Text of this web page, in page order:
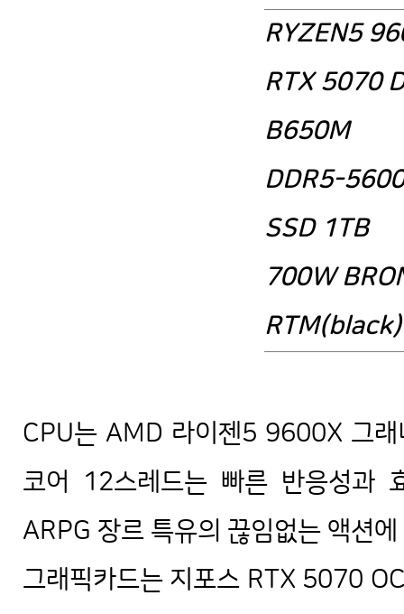
RYZEN5
RTX 5070
B650M
DDR5-
SSD 1TB
700W
CPU는 AMD 라이젠5 9600X 그래
코어 12스레드는 빠른 반응성과
ARPG 장르 특유의 끊임없는 액션
그래픽카드는 지포스 RTX 5070